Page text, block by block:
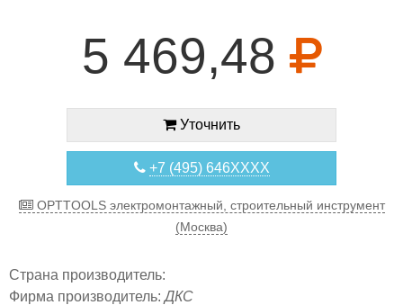
5 469,48
Уточнить
+7 (495) 646XXXX
OPTTOOLS электромонтажный, строительный инструмент
(Москва)
Страна производитель:
Фирма производитель:ДКС